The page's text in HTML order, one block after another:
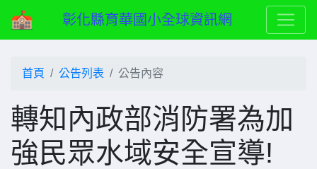
彰化縣育華國小全球資訊網
首頁 公告列表 公告內容
轉知內政部消防署為加
強民眾水域安全宣導!